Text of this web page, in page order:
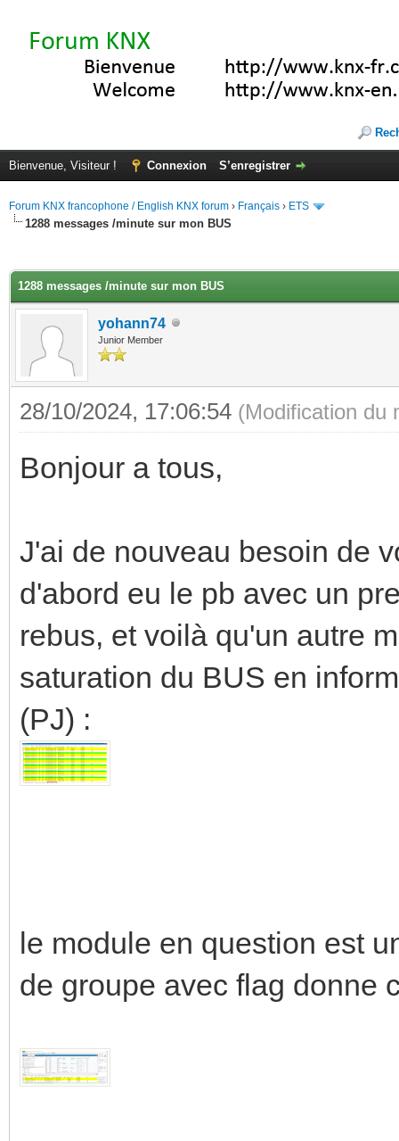
Bienvenue, Visiteur ! Connexion S’enregistrer
Forum KNX francophone / English KNX forum › Français › ETS
1288 messages /minute sur mon BUS
1288 messages /minute sur mon BUS
yohann74
Junior Member
28/10/2024, 17:06:54 (Modification du
Bonjour a tous,
J'ai de nouveau besoin de
d'abord eu le pb avec un
rebus, et voilà qu'un autre
saturation du BUS en
(PJ) :
le module en question est
de groupe avec flag donne